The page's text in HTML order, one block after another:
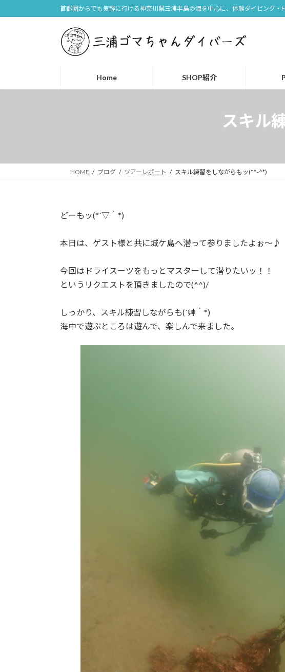
ン
キ
ビ
に
首都圏からでも気軽に行ける神奈川県三浦半島の海を中心に、体験ダイビング
Home SHOP紹介
スキル
HOME ブログ ツアーレポート スキル練習をしながらもッ(*^-^*)
どーもッ(*´▽｀*)
本日は、ゲスト様と共に城ケ島へ潜って参りましたよぉ～♪
今回はドライスーツをもっとマスターして潜りたいッ！！
というリクエストを頂きましたので(^^)/
しっかり、スキル練習しながらも(´艸｀*)
海中で遊ぶところは遊んで、楽しんで来ました。